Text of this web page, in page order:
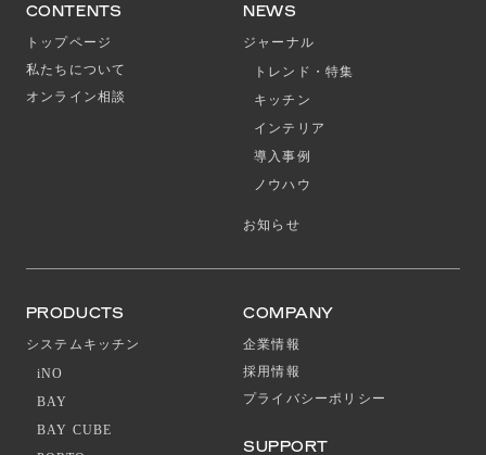
CONTENTS
トップページ
私たちについて
オンライン相談
NEWS
ジャーナル
トレンド・特集
キッチン
インテリア
導入事例
ノウハウ
お知らせ
PRODUCTS
システムキッチン
iNO
BAY
BAY CUBE
COMPANY
企業情報
採用情報
プライバシーポリシー
SUPPORT